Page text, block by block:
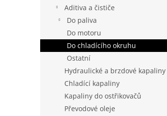
Aditiva a čističe
Do paliva
Do motoru
Do chladícího okruhu
Ostatní
Hydraulické a brzdové kapaliny
Chladící kapaliny
Kapaliny do ostřikovačů
Převodové oleje